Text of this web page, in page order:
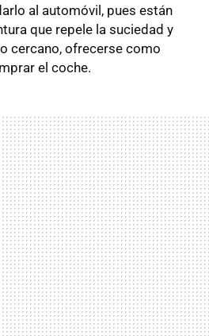
al automóvil, pues están
que repele la suciedad y
cercano, ofrecerse como
el coche.